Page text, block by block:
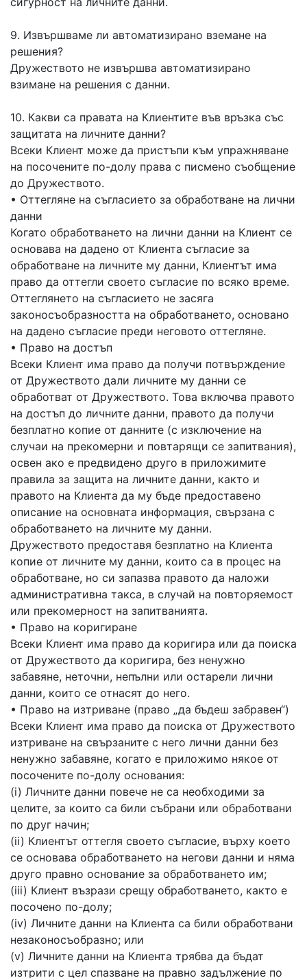
9. Извършваме ли автоматизирано вземане на
решения?
Дружеството не извършва автоматизирано
взимане на решения с данни.
10. Какви са правата на Клиентите във връзка със
защитата на личните данни?
Всеки Клиент може да пристъпи към упражняване
на посочените по-долу права с писмено съобщение
до Дружеството.
• Оттегляне на съгласието за обработване на лични
данни
Когато обработването на лични данни на Клиент се
основава на дадено от Клиента съгласие за
обработване на личните му данни, Клиентът има
право да оттегли своето съгласие по всяко време.
Оттеглянето на съгласието не засяга
законосъобразността на обработването, основано
на дадено съгласие преди неговото оттегляне.
• Право на достъп
Всеки Клиент има право да получи потвърждение
от Дружеството дали личните му данни се
обработват от Дружеството. Това включва правото
на достъп до личните данни, правото да получи
безплатно копие от данните (с изключение на
случаи на прекомерни и повтарящи се запитвания),
освен ако е предвидено друго в приложимите
правила за защита на личните данни, както и
правото на Клиента да му бъде предоставено
описание на основната информация, свързана с
обработването на личните му данни.
Дружеството предоставя безплатно на Клиента
копие от личните му данни, които са в процес на
обработване, но си запазва правото да наложи
административна такса, в случай на повторяемост
или прекомерност на запитванията.
• Право на коригиране
Всеки Клиент има право да коригира или да поиска
от Дружеството да коригира, без ненужно
забавяне, неточни, непълни или остарели лични
данни, които се отнасят до него.
• Право на изтриване (право „да бъдеш забравен“)
Всеки Клиент има право да поиска от Дружеството
изтриване на свързаните с него лични данни без
ненужно забавяне, когато е приложимо някое от
посочените по-долу основания:
(i) Личните данни повече не са необходими за
целите, за които са били събрани или обработвани
по друг начин;
(ii) Клиентът оттегля своето съгласие, върху което
се основава обработването на негови данни и няма
друго правно основание за обработването им;
(iii) Клиент възрази срещу обработването, както е
посочено по-долу;
(iv) Личните данни на Клиента са били обработвани
незаконосъобразно; или
(v) Личните данни на Клиента трябва да бъдат
изтрити с цел спазване на правно задължение по